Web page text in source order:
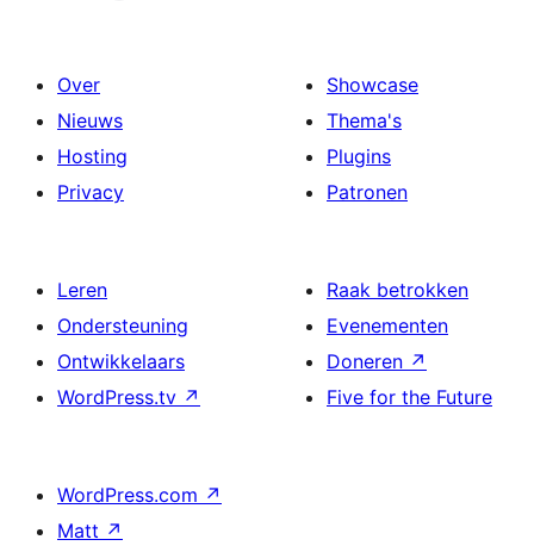
Over
Nieuws
Hosting
Privacy
Showcase
Thema's
Plugins
Patronen
Leren
Ondersteuning
Ontwikkelaars
WordPress.tv ↗
Raak betrokken
Evenementen
Doneren ↗
Five for the Future
WordPress.com ↗
Matt ↗